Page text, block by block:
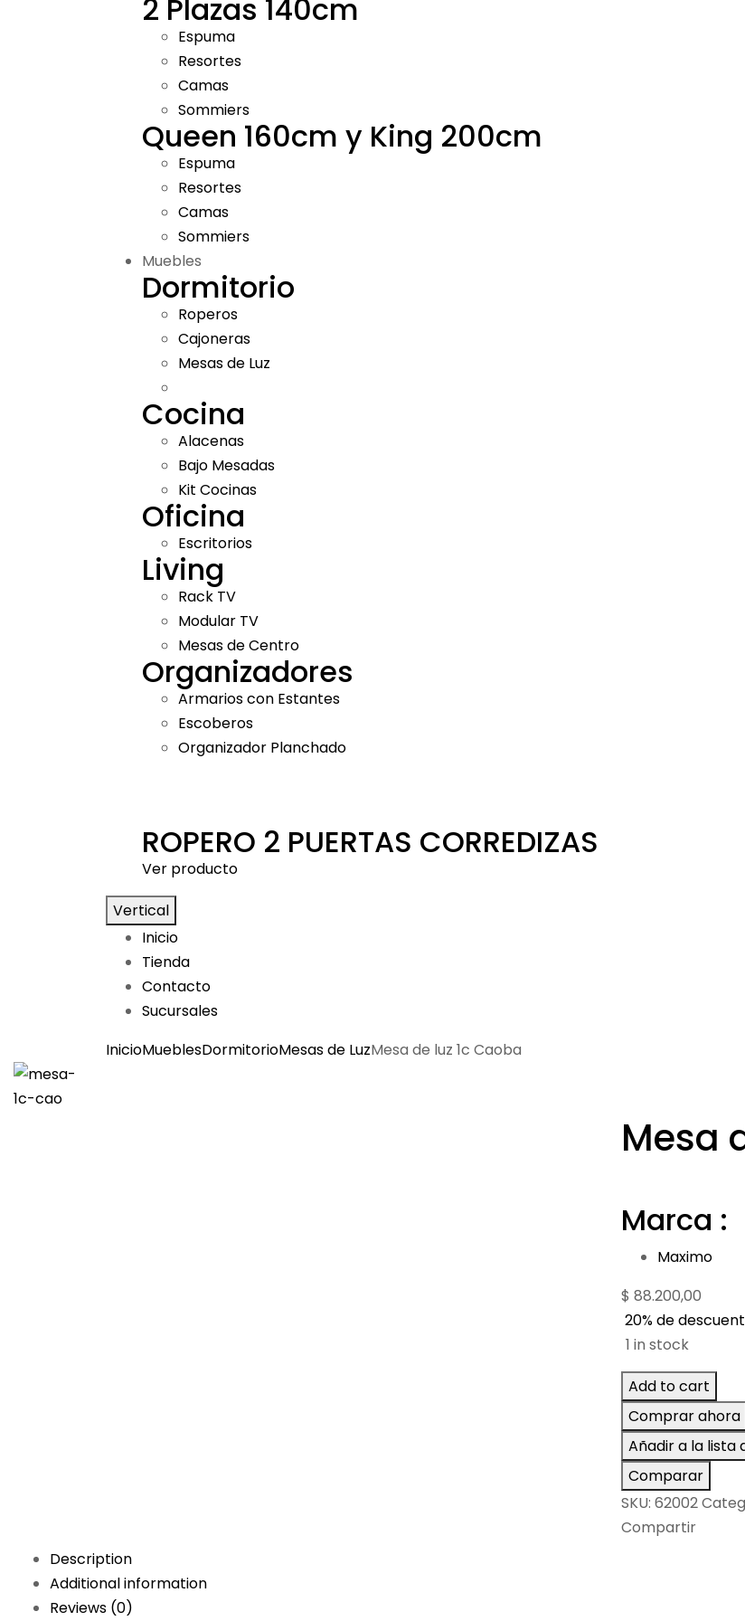
2 Plazas 140cm
Espuma
Resortes
Camas
Sommiers
Queen 160cm y King 200cm
Espuma
Resortes
Camas
Sommiers
Muebles
Dormitorio
Roperos
Cajoneras
Mesas de Luz
Cocina
Alacenas
Bajo Mesadas
Kit Cocinas
Oficina
Escritorios
Living
Rack TV
Modular TV
Mesas de Centro
Organizadores
Armarios con Estantes
Escoberos
Organizador Planchado
ROPERO 2 PUERTAS CORREDIZAS
Ver producto
Vertical
Inicio
Tienda
Contacto
Sucursales
InicioMueblesDormitorioMesas de LuzMesa de luz 1c Caoba
Mesa
Marca :
Maximo
$ 88.200,00
20% de
1 in stock
Add to cart
Comprar ahora
Añadir a la lista
Comparar
SKU: 62002
Compartir
Description
Additional information
Reviews (0)